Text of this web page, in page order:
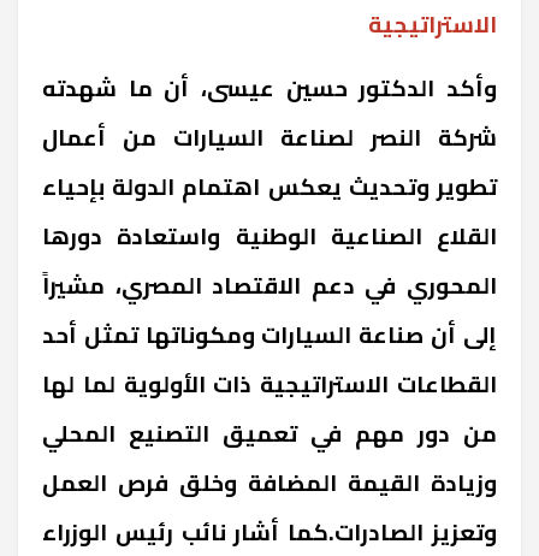
الاستراتيجية
وأكد الدكتور حسين عيسى، أن ما شهدته
شركة النصر لصناعة السيارات من أعمال
تطوير وتحديث يعكس اهتمام الدولة بإحياء
القلاع الصناعية الوطنية واستعادة دورها
المحوري في دعم الاقتصاد المصري، مشيراً
إلى أن صناعة السيارات ومكوناتها تمثل أحد
القطاعات الاستراتيجية ذات الأولوية لما لها
من دور مهم في تعميق التصنيع المحلي
وزيادة القيمة المضافة وخلق فرص العمل
وتعزيز الصادرات.كما أشار نائب رئيس الوزراء